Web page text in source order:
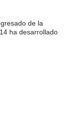
de la
ha desarrollado